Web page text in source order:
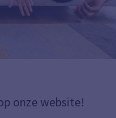
onze website!